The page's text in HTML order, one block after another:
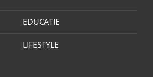
EDUCATIE
LIFESTYLE